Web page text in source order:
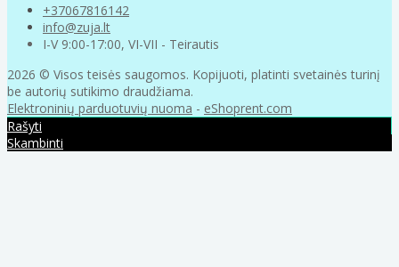
+37067816142
info@zuja.lt
I-V 9:00-17:00, VI-VII - Teirautis
2026 © Visos teisės saugomos. Kopijuoti, platinti svetainės turinį
be autorių sutikimo draudžiama.
Elektroninių parduotuvių nuoma - eShoprent.com
Rašyti
Skambinti